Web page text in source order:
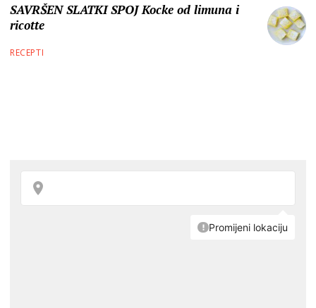
SAVRŠEN SLATKI SPOJ Kocke od limuna i
ricotte
RECEPTI